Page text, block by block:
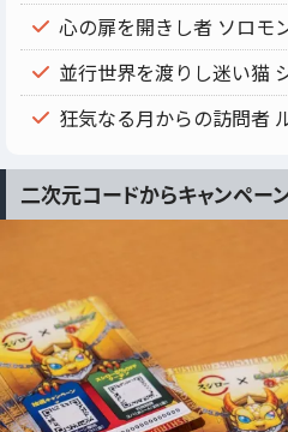
心の扉を開きし者 ソロモ
並行世界を渡りし迷い猫
狂気なる月からの訪問者
二次元コードからキャンペー